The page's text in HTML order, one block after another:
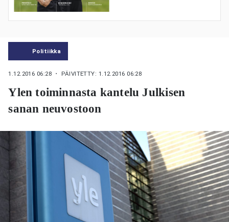
Politiikka
1.12.2016 06:28 ・ PÄIVITETTY: 1.12.2016 06:28
Ylen toiminnasta kantelu Julkisen
sanan neuvostoon